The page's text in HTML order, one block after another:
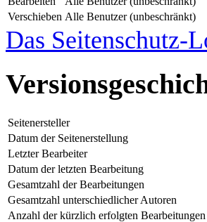
Verschieben Alle Benutzer (unbeschränkt)
Das Seitenschutz-
Seitenersteller
Datum der Seitenerstellung
Letzter Bearbeiter
Datum der letzten Bearbeitung
Gesamtzahl der Bearbeitungen
Gesamtzahl unterschiedlicher Autoren
Anzahl der kürzlich erfolgten